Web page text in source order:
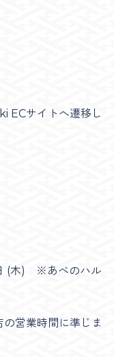
ECサイトへ遷移し
(木) ※あべのハル
営業時間に準じま